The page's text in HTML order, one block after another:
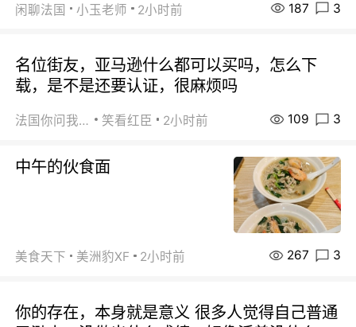
闲聊法国 小玉老师 2小时前 187 3
名位街友，亚马逊什么都可以买吗，怎么下
载，是不是还要认证，很麻烦吗
法国你问我答 笑看红臣 2小时前 109 3
中午的伙食面
美食天下 美洲豹XF 2小时前 267 3
你的存在，本身就是意义 很多人觉得自己普通